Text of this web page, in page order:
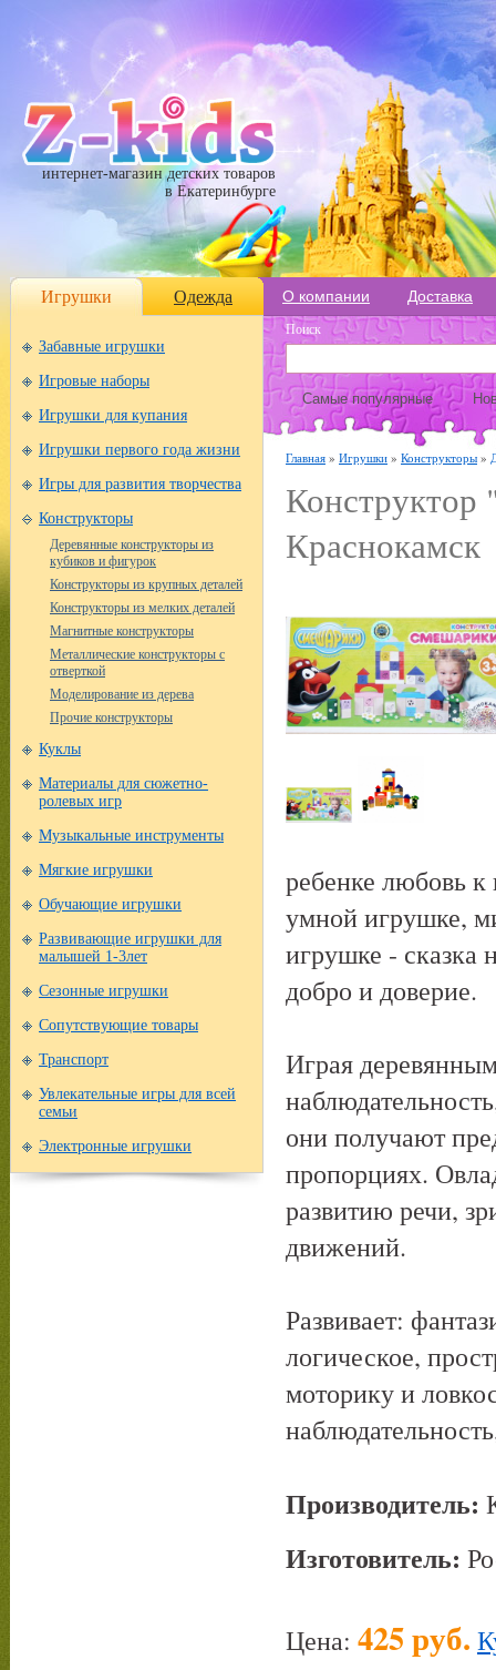
интернет-магазин детских товаров
в Екатеринбурге
Игрушки Одежда О компании Доставка
Забавные игрушки
Игровые наборы
Игрушки для купания
Игрушки первого года жизни
Игры для развития творчества
Конструкторы
Деревянные конструкторы из
кубиков и фигурок
Конструкторы из крупных деталей
Конструкторы из мелких деталей
Магнитные конструкторы
Металлические конструкторы с
отверткой
Моделирование из дерева
Прочие конструкторы
Куклы
Материалы для сюжетно-
ролевых игр
Музыкальные инструменты
Мягкие игрушки
Обучающие игрушки
Развивающие игрушки для
малышей 1-3лет
Сезонные игрушки
Сопутствующие товары
Транспорт
Увлекательные игры для всей
семьи
Электронные игрушки
Поиск
Самые популярные
Главная » Игрушки » Конструкторы »
Краснокамск
ребенке любовь
умной игрушке,
игрушке - сказка
добро и доверие.
Играя
они получают
пропорциях.
развитию речи,
движений.
Развивает:
логическое,
моторику и
Производитель:
Изготовитель:
Цена: 425 руб.